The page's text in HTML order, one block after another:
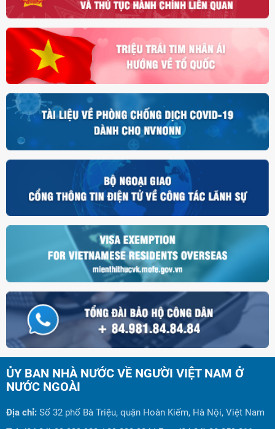
ỦY BAN NHÀ NƯỚC VỀ NGƯỜI VIỆT NAM Ở
NƯỚC NGOÀI
Địa chỉ: Số 32 phố Bà Triệu, quận Hoàn Kiếm, Hà Nội, Việt Nam